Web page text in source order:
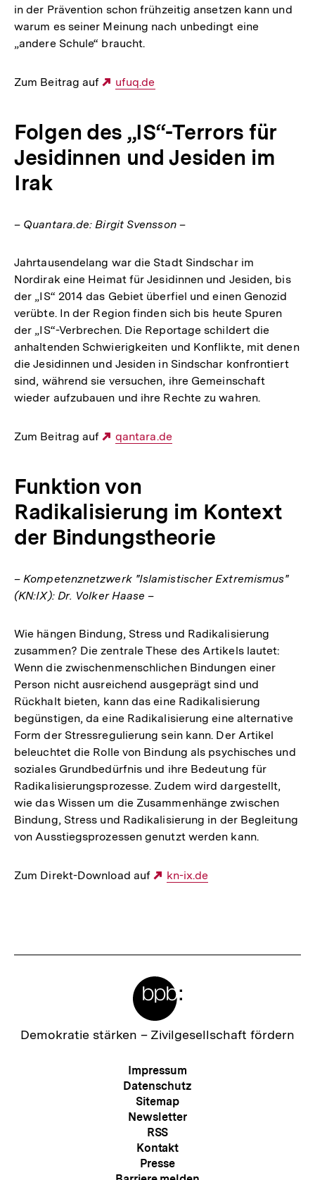
in der Prävention schon frühzeitig ansetzen kann und
warum es seiner Meinung nach unbedingt eine
„andere Schule“ braucht.
Zum Beitrag auf
Externer
ufuq.de
Folgen des „IS“-Terrors für
Jesidinnen und Jesiden im
Irak
– Quantara.de: Birgit Svensson –
Jahrtausendelang war die Stadt Sindschar im
Nordirak eine Heimat für Jesidinnen und Jesiden, bis
der „IS“ 2014 das Gebiet überfiel und einen Genozid
verübte. In der Region finden sich bis heute Spuren
der „IS“-Verbrechen. Die Reportage schildert die
anhaltenden Schwierigkeiten und Konflikte, mit denen
die Jesidinnen und Jesiden in Sindschar konfrontiert
sind, während sie versuchen, ihre Gemeinschaft
wieder aufzubauen und ihre Rechte zu wahren.
Zum Beitrag auf
Externer
qantara.de
Funktion von
Radikalisierung im Kontext
der Bindungstheorie
– Kompetenznetzwerk "Islamistischer Extremismus"
(KN:IX): Dr. Volker Haase –
Wie hängen Bindung, Stress und Radikalisierung
zusammen? Die zentrale These des Artikels lautet:
Wenn die zwischenmenschlichen Bindungen einer
Person nicht ausreichend ausgeprägt sind und
Rückhalt bieten, kann das eine Radikalisierung
begünstigen, da eine Radikalisierung eine alternative
Form der Stressregulierung sein kann. Der Artikel
beleuchtet die Rolle von Bindung als psychisches und
soziales Grundbedürfnis und ihre Bedeutung für
Radikalisierungsprozesse. Zudem wird dargestellt,
wie das Wissen um die Zusammenhänge zwischen
Bindung, Stress und Radikalisierung in der Begleitung
von Ausstiegsprozessen genutzt werden kann.
Zum Direkt-Download auf
Externer
kn-ix.de
Zur
Demokratie stärken – Zivilgesellschaft fördern
Meta-
Navigation
Impressum
Datenschutz
Sitemap
Newsletter
RSS
Kontakt
Presse